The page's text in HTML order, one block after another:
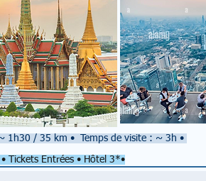
1h30 / 35 km • Temps de visite : ~ 3h •
• Tickets Entrées • Hôtel 3*•